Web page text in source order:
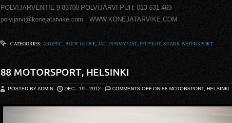
POLVIJÄRVENTIE 9 83700 POLVIJÄRVI PUH: 013 631 469
polvijarvi@konejatarvike.com WWW.KONEJATARVIKE.COM
CATEGORIES: AROPEC, BODY GLOVE, JÄLLEENMYYJÄT, JETPILOT, SHARK WATERSPORT
88 MOTORSPORT, HELSINKI
POSTED BY ADMIN DEC - 19 - 2012 COMMENTS OFF ON 88 MOTORSPORT, HELSINKI